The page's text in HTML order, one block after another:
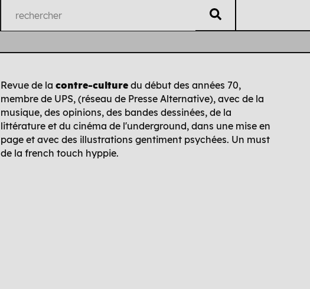
Véritable Listing U
Auteur·es
B
Revue de la contre-culture du début des années 70,
membre de UPS, (réseau de Presse Alternative), avec de la
musique, des opinions, des bandes dessinées, de la
littérature et du cinéma de l'underground, dans une mise en
page et avec des illustrations gentiment psychées. Un must
de la french touch hyppie.